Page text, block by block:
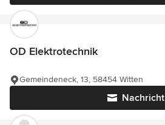
OD Elektrotechnik
Nachricht
Gemeindeneck, 13, 58454 Witten